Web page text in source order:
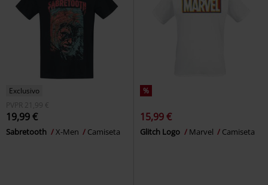
Exclusivo
PVPR 21,99 €
19,99 €
Sabretooth X-Men Camiseta
%
15,99 €
Glitch Logo Marvel Camiseta